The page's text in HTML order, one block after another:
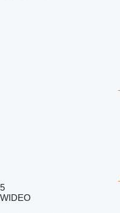
5
WIDEO